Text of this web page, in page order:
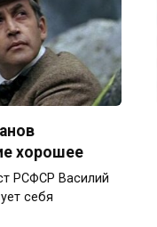
хорошее
РСФСР Василий
себя